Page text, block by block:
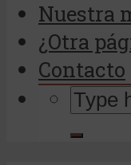
Nuestra
¿Otra
Contacto